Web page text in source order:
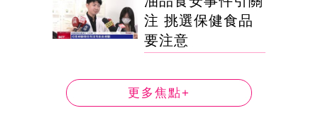
注 挑選保健食品
要注意
更多焦點+